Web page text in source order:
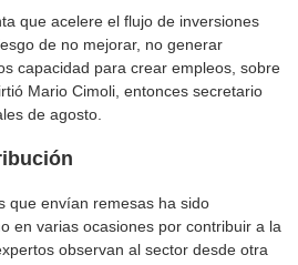
que acelere el flujo de inversiones
de no mejorar, no generar
capacidad para crear empleos, sobre
Mario Cimoli, entonces secretario
de agosto.
que envían remesas ha sido
en varias ocasiones por contribuir a la
observan al sector desde otra